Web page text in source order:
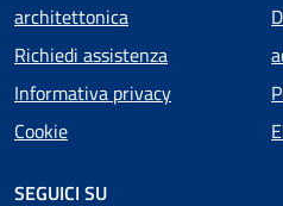
architettonica
Richiedi assistenza
Informativa privacy
Cookie
SEGUICI SU